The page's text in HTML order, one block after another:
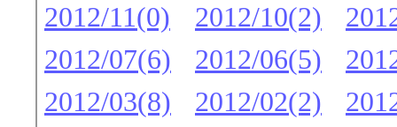
2012/11(0)
2012/10(2)
2012/07(6)
2012/06(5)
2012/03(8)
2012/02(2)